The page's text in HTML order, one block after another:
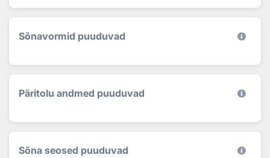
Sõnavormid puuduvad
Päritolu andmed puuduvad
Sõna seosed puuduvad